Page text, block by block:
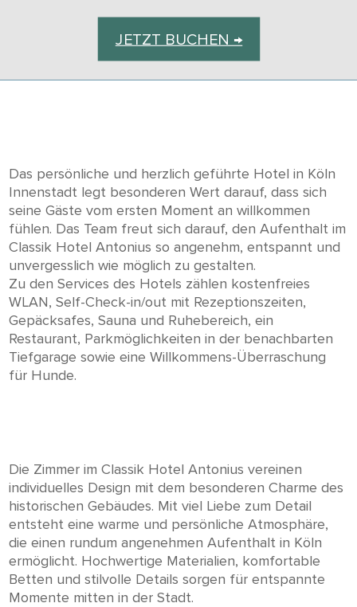
JETZT BUCHEN →
Das persönliche und herzlich geführte Hotel in Köln
Innenstadt legt besonderen Wert darauf, dass sich
seine Gäste vom ersten Moment an willkommen
fühlen. Das Team freut sich darauf, den Aufenthalt im
Classik Hotel Antonius so angenehm, entspannt und
unvergesslich wie möglich zu gestalten.
Zu den Services des Hotels zählen kostenfreies
WLAN, Self-Check-in/out mit Rezeptionszeiten,
Gepäcksafes, Sauna und Ruhebereich, ein
Restaurant, Parkmöglichkeiten in der benachbarten
Tiefgarage sowie eine Willkommens-Überraschung
für Hunde.
Die Zimmer im Classik Hotel Antonius vereinen
individuelles Design mit dem besonderen Charme des
historischen Gebäudes. Mit viel Liebe zum Detail
entsteht eine warme und persönliche Atmosphäre,
die einen rundum angenehmen Aufenthalt in Köln
ermöglicht. Hochwertige Materialien, komfortable
Betten und stilvolle Details sorgen für entspannte
Momente mitten in der Stadt.